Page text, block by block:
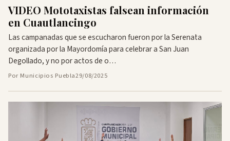
VIDEO Mototaxistas falsean información
en Cuautlancingo
Las campanadas que se escucharon fueron por la Serenata
organizada por la Mayordomía para celebrar a San Juan
Degollado, y no por actos de o…
Por Municipios Puebla29/08/2025